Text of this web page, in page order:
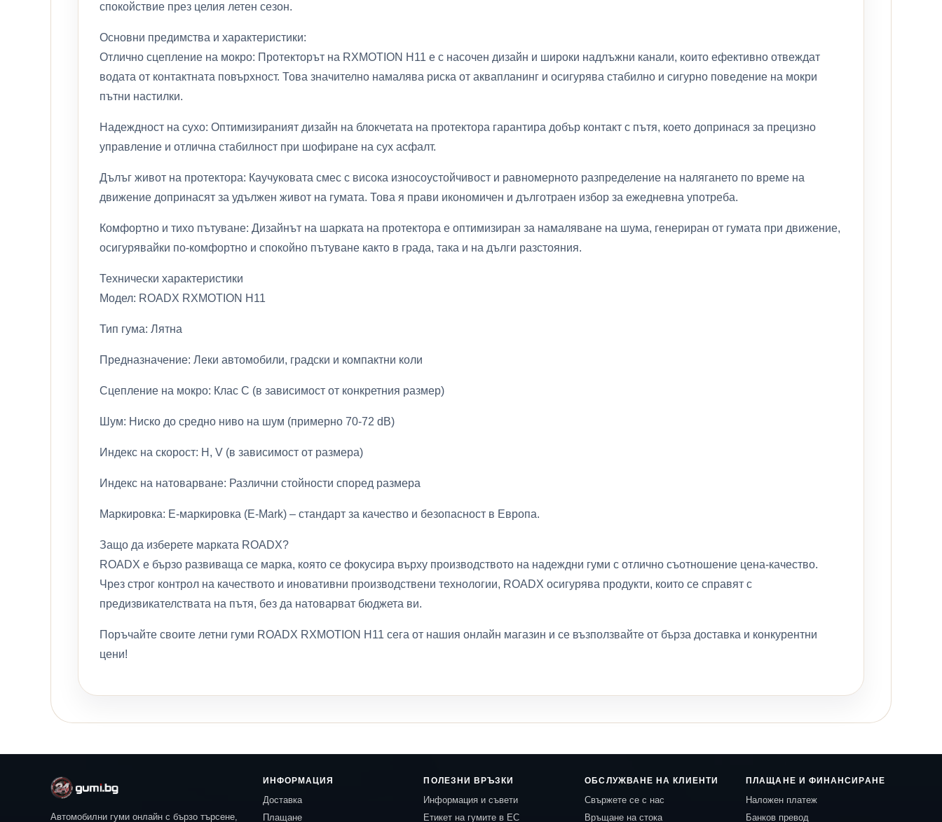
спокойствие през целия летен сезон.
Основни предимства и характеристики:
Отлично сцепление на мокро: Протекторът на RXMOTION H11 е с насочен дизайн и широки надлъжни канали, които ефективно отвеждат
водата от контактната повърхност. Това значително намалява риска от аквапланинг и осигурява стабилно и сигурно поведение на мокри
пътни настилки.
Надеждност на сухо: Оптимизираният дизайн на блокчетата на протектора гарантира добър контакт с пътя, което допринася за прецизно
управление и отлична стабилност при шофиране на сух асфалт.
Дълъг живот на протектора: Каучуковата смес с висока износоустойчивост и равномерното разпределение на налягането по време на
движение допринасят за удължен живот на гумата. Това я прави икономичен и дълготраен избор за ежедневна употреба.
Комфортно и тихо пътуване: Дизайнът на шарката на протектора е оптимизиран за намаляване на шума, генериран от гумата при движение,
осигурявайки по-комфортно и спокойно пътуване както в града, така и на дълги разстояния.
Технически характеристики
Модел: ROADX RXMOTION H11
Тип гума: Лятна
Предназначение: Леки автомобили, градски и компактни коли
Сцепление на мокро: Клас C (в зависимост от конкретния размер)
Шум: Ниско до средно ниво на шум (примерно 70-72 dB)
Индекс на скорост: H, V (в зависимост от размера)
Индекс на натоварване: Различни стойности според размера
Маркировка: E-маркировка (E-Mark) – стандарт за качество и безопасност в Европа.
Защо да изберете марката ROADX?
ROADX е бързо развиваща се марка, която се фокусира върху производството на надеждни гуми с отлично съотношение цена-качество.
Чрез строг контрол на качеството и иновативни производствени технологии, ROADX осигурява продукти, които се справят с
предизвикателствата на пътя, без да натоварват бюджета ви.
Поръчайте своите летни гуми ROADX RXMOTION H11 сега от нашия онлайн магазин и се възползвайте от бърза доставка и конкурентни
цени!
Автомобилни гуми онлайн с бързо търсене,
ИНФОРМАЦИЯ
Доставка
Плащане
ПОЛЕЗНИ ВРЪЗКИ
Информация и съвети
Етикет на гумите в ЕС
ОБСЛУЖВАНЕ НА КЛИЕНТИ
Свържете се с нас
Връщане на стока
ПЛАЩАНЕ И ФИНАНСИРАНЕ
Наложен платеж
Банков превод